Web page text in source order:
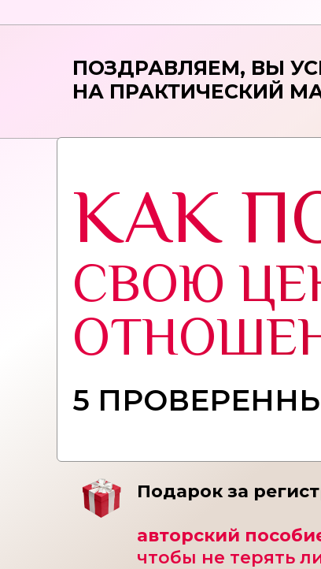
ПОЗДРАВЛЯЕМ, ВЫ
НА ПРАКТИЧЕСКИЙ
Подарок за
авторский
чтобы не терять
5
СВОЮ
КАК